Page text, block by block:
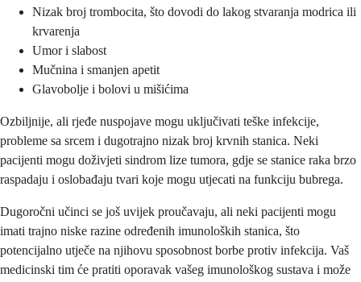
Nizak broj trombocita, što dovodi do lakog stvaranja modrica ili
krvarenja
Umor i slabost
Mučnina i smanjen apetit
Glavobolje i bolovi u mišićima
Ozbiljnije, ali rjeđe nuspojave mogu uključivati teške infekcije,
probleme sa srcem i dugotrajno nizak broj krvnih stanica. Neki
pacijenti mogu doživjeti sindrom lize tumora, gdje se stanice raka brzo
raspadaju i oslobađaju tvari koje mogu utjecati na funkciju bubrega.
Dugoročni učinci se još uvijek proučavaju, ali neki pacijenti mogu
imati trajno niske razine određenih imunoloških stanica, što
potencijalno utječe na njihovu sposobnost borbe protiv infekcija. Vaš
medicinski tim će pratiti oporavak vašeg imunološkog sustava i može